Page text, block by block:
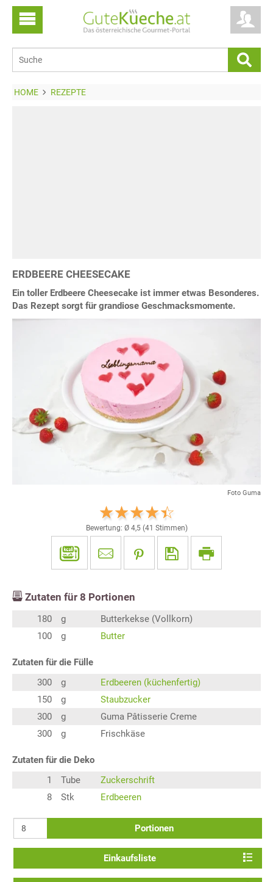
HOME REZEPTE
ERDBEERE CHEESECAKE
Ein toller Erdbeere Cheesecake ist immer etwas Besonderes.
Das Rezept sorgt für grandiose Geschmacksmomente.
Foto Guma
Bewertung: Ø 4,5(41 Stimmen)
Zutaten für 8 Portionen
180 g
Butterkekse (Vollkorn)
100
g Butter
Zutaten für die Fülle
300
g
Erdbeeren (küchenfertig)
150
g
Staubzucker
300
g
Guma Pâtisserie Creme
300
g Frischkäse
Zutaten für die Deko
1
Tube
Zuckerschrift
8
Stk Erdbeeren
Portionen
Einkaufsliste